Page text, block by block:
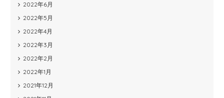
2022年6月
2022年5月
2022年4月
2022年3月
2022年2月
2022年1月
2021年12月